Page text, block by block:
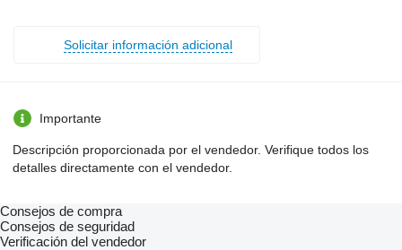
Solicitar información adicional
Importante
Descripción proporcionada por el vendedor. Verifique todos los
detalles directamente con el vendedor.
Consejos de compra
Consejos de seguridad
Verificación del vendedor